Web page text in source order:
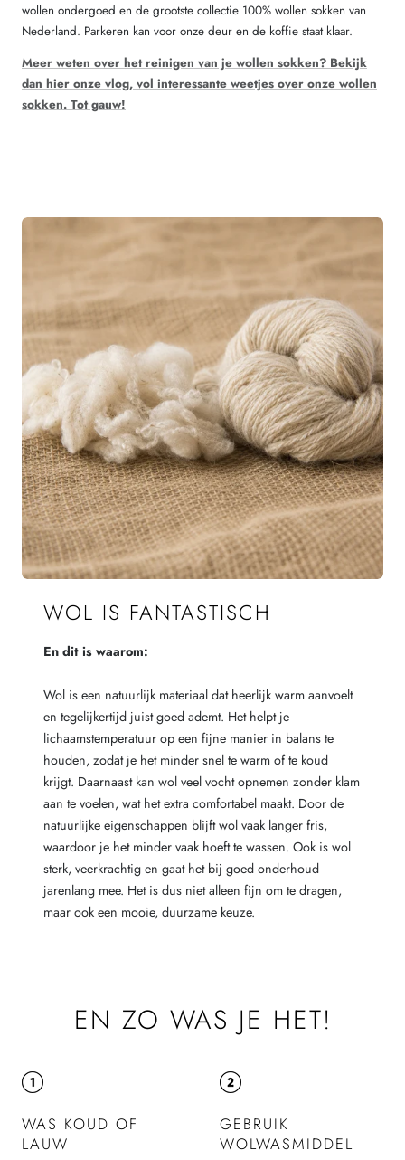
wollen ondergoed en de grootste collectie 100% wollen sokken van
Nederland. Parkeren kan voor onze deur en de koffie staat klaar.
Meer weten over het reinigen van je wollen sokken? Bekijk
dan hier onze vlog, vol interessante weetjes over onze wollen
sokken. Tot gauw!
WOL IS FANTASTISCH
En dit is waarom:
Wol is een natuurlijk materiaal dat heerlijk warm aanvoelt
en tegelijkertijd juist goed ademt. Het helpt je
lichaamstemperatuur op een fijne manier in balans te
houden, zodat je het minder snel te warm of te koud
krijgt. Daarnaast kan wol veel vocht opnemen zonder klam
aan te voelen, wat het extra comfortabel maakt. Door de
natuurlijke eigenschappen blijft wol vaak langer fris,
waardoor je het minder vaak hoeft te wassen. Ook is wol
sterk, veerkrachtig en gaat het bij goed onderhoud
jarenlang mee. Het is dus niet alleen fijn om te dragen,
maar ook een mooie, duurzame keuze.
EN ZO WAS JE HET!
WAS KOUD OF
LAUW
GEBRUIK
WOLWASMIDDEL